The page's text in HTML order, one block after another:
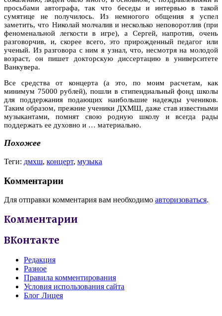
просьбами автографа, так что беседы и интервью в такой
сумятице не получилось. Из немногого общения я успел
заметить, что Николай молчалив и несколько неповоротлив (при
феноменальной легкости в игре), а Сергей, напротив, очень
разговорчив, и, скорее всего, это прирожденный педагог или
ученый. Из разговора с ним я узнал, что, несмотря на молодой
возраст, он пишет докторскую диссертацию в университете
Ванкувера.
Все средства от концерта (а это, по моим расчетам, как
минимум 75000 рублей), пошли в стипендиальный фонд школы
для поддержания подающих наибольшие надежды учеников.
Таким образом, прежние ученики ДХМШ, даже став известными
музыкантами, помнят свою родную школу и всегда рады
поддержать ее духовно и … материально.
Похожее
Теги: дмхш, концерт, музыка
Комментарии
Для отправки комментария вам необходимо авторизоваться.
Комментарии
ВКонтакте
Редакция
Разное
Правила комментирования
Условия использования сайта
Блог Лицея